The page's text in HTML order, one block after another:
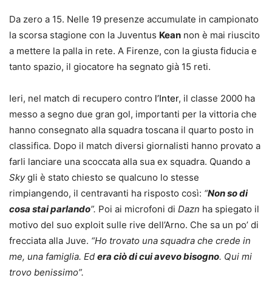
Da zero a 15. Nelle 19 presenze accumulate in campionato
la scorsa stagione con la Juventus Kean non è mai riuscito
a mettere la palla in rete. A Firenze, con la giusta fiducia e
tanto spazio, il giocatore ha segnato già 15 reti.
Ieri, nel match di recupero contro l’Inter, il classe 2000 ha
messo a segno due gran gol, importanti per la vittoria che
hanno consegnato alla squadra toscana il quarto posto in
classifica. Dopo il match diversi giornalisti hanno provato a
farli lanciare una scoccata alla sua ex squadra. Quando a
Skygli è stato chiesto se qualcuno lo stesse
rimpiangendo, il centravanti ha risposto così: “Non so di
cosa stai parlando”. Poi ai microfoni di Dazn ha spiegato il
motivo del suo exploit sulle rive dell’Arno. Che sa un po’ di
frecciata alla Juve. “Ho trovato una squadra che crede in
me, una famiglia. Ed era ciò di cui avevo bisogno. Qui mi
trovo benissimo”.